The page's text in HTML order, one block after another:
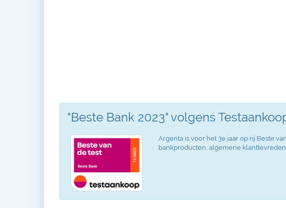
"Beste Bank 2023" volgens
Argenta is voor het 3e jaar op rij Beste
bankproducten, algemene